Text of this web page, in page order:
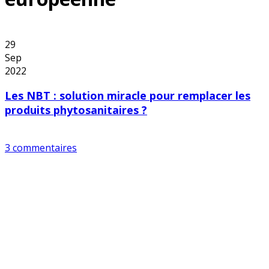
29
Sep
2022
Les NBT : solution miracle pour remplacer les
produits phytosanitaires ?
3 commentaires